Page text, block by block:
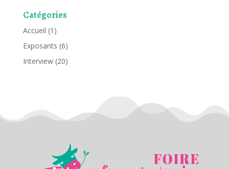
Catégories
Accueil (1)
Exposants (6)
Interview(20)